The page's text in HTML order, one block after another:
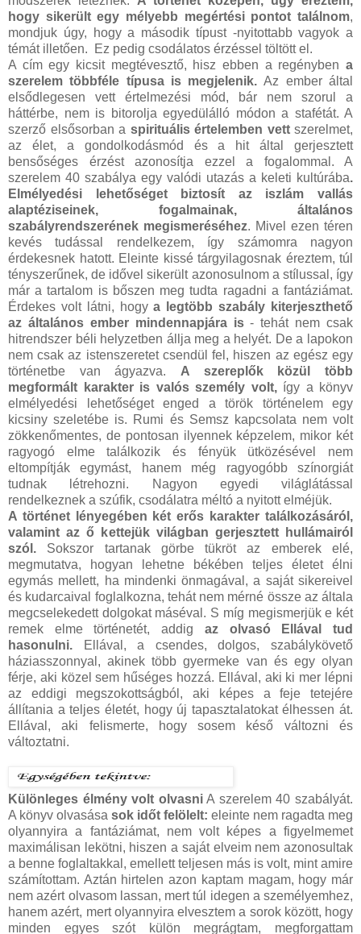
hogy sikerült egy mélyebb megértési pontot találnom,
mondjuk úgy, hogy a második típust -nyitottabb vagyok a
témát illetően. Ez pedig csodálatos érzéssel töltött el.
A cím egy kicsit megtévesztő, hisz ebben a regényben a
szerelem többféle típusa is megjelenik.Az ember által
elsődlegesen vett értelmezési mód, bár nem szorul a
háttérbe, nem is bitorolja egyedülálló módon a stafétát. A
szerző elsősorban a spirituális értelemben vett szerelmet,
az élet, a gondolkodásmód és a hit által gerjesztett
bensőséges érzést azonosítja ezzel a fogalommal. A
szerelem 40 szabálya egy valódi utazás a keleti kultúrába.
Elmélyedési lehetőséget biztosít az iszlám vallás
alaptéziseinek, fogalmainak, általános
szabályrendszerének megismeréséhez. Mivel ezen téren
kevés tudással rendelkezem, így számomra nagyon
érdekesnek hatott. Eleinte kissé tárgyilagosnak éreztem, túl
tényszerűnek, de idővel sikerült azonosulnom a stílussal, így
már a tartalom is bőszen meg tudta ragadni a fantáziámat.
Érdekes volt látni, hogya legtöbb szabály kiterjeszthető
az általános ember mindennapjára is- tehát nem csak
hitrendszer béli helyzetben állja meg a helyét. De a lapokon
nem csak az istenszeretet csendül fel, hiszen az egész egy
történetbe van ágyazva. A szereplők közül több
megformált karakter is valós személy volt,így a könyv
elmélyedési lehetőséget enged a török történelem egy
kicsiny szeletébe is. Rumi és Semsz kapcsolata nem volt
zökkenőmentes, de pontosan ilyennek képzelem, mikor két
ragyogó elme találkozik és fényük ütközésével nem
eltompítják egymást, hanem még ragyogóbb színorgiát
tudnak létrehozni. Nagyon egyedi világlátással
rendelkeznek a szúfik, csodálatra méltó a nyitott elméjük.
A történet lényegében két erős karakter találkozásáról,
valamint az ő kettejük világban gerjesztett hullámairól
szól. Sokszor tartanak görbe tükröt az emberek elé,
megmutatva, hogyan lehetne békében teljes életet élni
egymás mellett, ha mindenki önmagával, a saját sikereivel
és kudarcaival foglalkozna, tehát nem mérné össze az általa
megcselekedett dolgokat máséval. S míg megismerjük e két
remek elme történetét, addig az olvasó Ellával tud
hasonulni.
Ellával, a csendes, dolgos, szabálykövető
háziasszonnyal, akinek több gyermeke van és egy olyan
férje, aki közel sem hűséges hozzá. Ellával, aki ki mer lépni
az eddigi megszokottságból, aki képes a feje tetejére
állítania a teljes életét, hogy új tapasztalatokat élhessen át.
Ellával, aki felismerte, hogy sosem késő változni és
változtatni.
Különleges élmény volt olvasniA szerelem 40 szabályát.
A könyv olvasása sok időt felölelt: eleinte nem ragadta meg
olyannyira a fantáziámat, nem volt képes a figyelmemet
maximálisan lekötni, hiszen a saját elveim nem azonosultak
a benne foglaltakkal, emellett teljesen más is volt, mint amire
számítottam. Aztán hirtelen azon kaptam magam, hogy már
nem azért olvasom lassan, mert túl idegen a személyemhez,
hanem azért, mert olyannyira elvesztem a sorok között, hogy
minden egyes szót külön megrágtam, megforgattam